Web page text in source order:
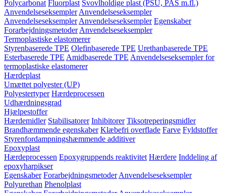
Polycarbonat Fluorplast Svovlholdige plast (PSU, PAS m.fl.)
Anvendelseseksempler Anvendelseseksempler
Anvendelseseksempler Anvendelseseksempler Egenskaber
Forarbejdningsmetoder Anvendelseseksempler
Termoplastiske elastomerer
Styrenbaserede TPE Olefinbaserede TPE Urethanbaserede TPE
Esterbaserede TPE Amidbaserede TPE Anvendelseseksempler for
termoplastiske elastomerer
Hærdeplast
Umættet polyester (UP)
Polyestertyper Hærdeprocessen
Udhærdningsgrad
Hjælpestoffer
Hærdemidler Stabilisatorer Inhibitorer Tiksotreperingsmidler
Brandhæmmende egenskaber Klæbefri overflade Farve Fyldstoffer
Styrenfordampningshæmmende additiver
Epoxyplast
Hærdeprocessen Epoxygruppends reaktivitet Hærdere Inddeling af
epoxyharpikser
Egenskaber Forarbejdningsmetoder Anvendelseseksempler
Polyurethan Phenolplast